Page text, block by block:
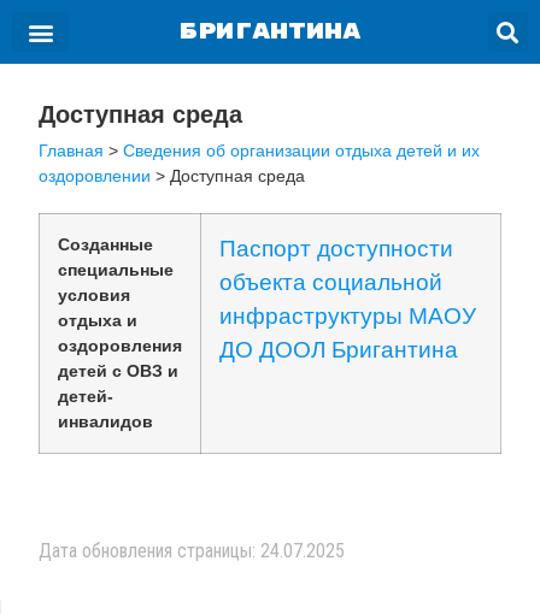
БРИГАНТИНА
Доступная среда
Главная > Сведения об организации отдыха детей и их
оздоровлении > Доступная среда
Созданные
специальные
условия
отдыха и
оздоровления
детей с ОВЗ и
детей-
инвалидов
Паспорт доступности
объекта социальной
инфраструктуры МАОУ
ДО ДООЛ Бригантина
Дата обновления страницы: 24.07.2025